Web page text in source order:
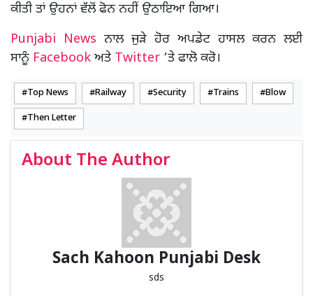
ਕੀਤੀ ਤਾਂ ਉਹਨਾਂ ਵੱਲੋਂ ਫੋਨ ਨਹੀਂ ਉਠਾਇਆ ਗਿਆ।
Punjabi News ਨਾਲ ਜੁੜੇ ਹੋਰ ਅਪਡੇਟ ਹਾਸਲ ਕਰਨ ਲਈ
ਸਾਨੂੰ Facebook ਅਤੇ Twitter ‘ਤੇ ਫਾਲੋ ਕਰੋ।
Top News Railway Security Trains Blow
Then Letter
About The Author
Sach Kahoon Punjabi Desk
sds